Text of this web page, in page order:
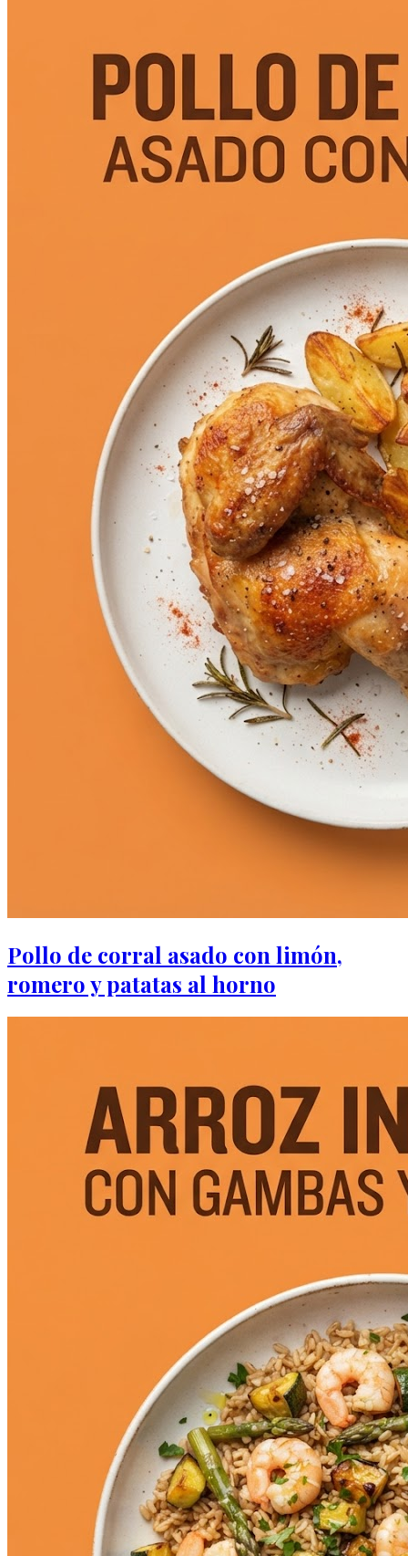
Pollo de corral asado con limón,
romero y patatas al horno